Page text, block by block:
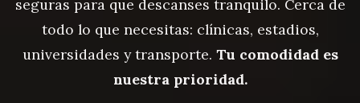
seguras para que descanses tranquilo. Cerca de
todo lo que necesitas: clínicas, estadios,
universidades y transporte. Tu comodidad es
nuestra prioridad.